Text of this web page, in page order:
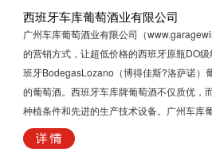
西班牙车库葡萄酒业有限公司
广州车库葡萄酒业有限公司（
的营销方式，让超低价格的西班牙原瓶DO
班牙BodegasLozano（博得佳斯?洛萨诺）
的葡萄酒。西班牙车库牌葡萄酒不仅质优
种植条件和先进的生产技术设备。广州车库
选活动中，荣获2008年度深受广州市民欢迎
2009年最引人瞩目的体育盛事之一，LT业